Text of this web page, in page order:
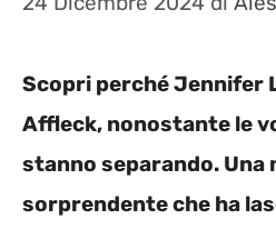
Scopri perché Jennifer
Affleck, nonostante le
stanno separando. Una
sorprendente che ha